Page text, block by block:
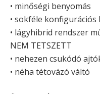
• minőségi benyomás
• sokféle konfigurációs
• lágyhibrid rendszer
NEM TETSZETT
• nehezen csukódó
• néha tétovázó váltó